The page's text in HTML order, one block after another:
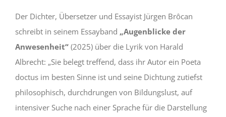
Der Dichter, Übersetzer und Essayist Jürgen Brôcan
schreibt in seinem Essayband „Augenblicke der
Anwesenheit“ (2025) über die Lyrik von Harald
Albrecht: „Sie belegt treffend, dass ihr Autor ein Poeta
doctus im besten Sinne ist und seine Dichtung zutiefst
philosophisch, durchdrungen von Bildungslust, auf
intensiver Suche nach einer Sprache für die Darstellung